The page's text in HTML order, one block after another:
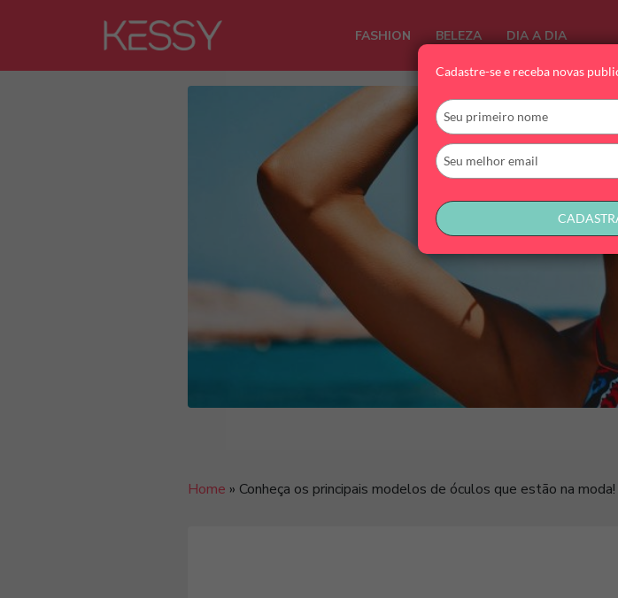
FASHION BELEZA DIA A DIA
Home » Conheça os principais modelos de óculos que estão na moda!
Cadastre-se e receba novas
Digite
seu
nome
Digite
seu